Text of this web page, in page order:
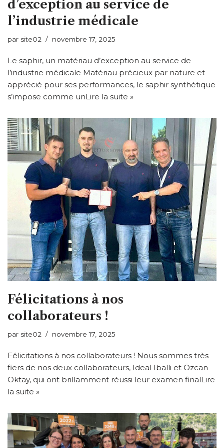
d’exception au service de
l’industrie médicale
par site02 novembre 17, 2025
Le saphir, un matériau d’exception au service de
l’industrie médicale Matériau précieux par nature et
apprécié pour ses performances, le saphir synthétique
s’impose comme unLire la suite »
Félicitations à nos
collaborateurs !
par site02 novembre 17, 2025
Félicitations à nos collaborateurs ! Nous sommes très
fiers de nos deux collaborateurs, Ideal Iballi et Özcan
Oktay, qui ont brillamment réussi leur examen finalLire
la suite »